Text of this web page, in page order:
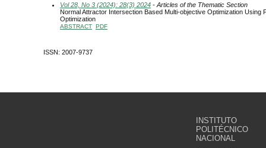
Vol 28, No 3 (2024): 28(3) 2024 - Articles of the Thematic Section
Normal Attractor Intersection Based Multi-objective Optimization Using
Optimization
ABSTRACT PDF
ISSN: 2007-9737
INSTITUTO
POLITÉCNICO
NACIONAL